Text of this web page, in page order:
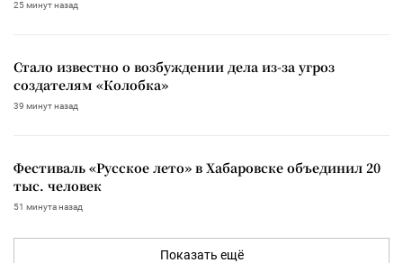
25 минут назад
Стало известно о возбуждении дела из-за угроз
создателям «Колобка»
39 минут назад
Фестиваль «Русское лето» в Хабаровске объединил 20
тыс. человек
51 минута назад
Показать ещё